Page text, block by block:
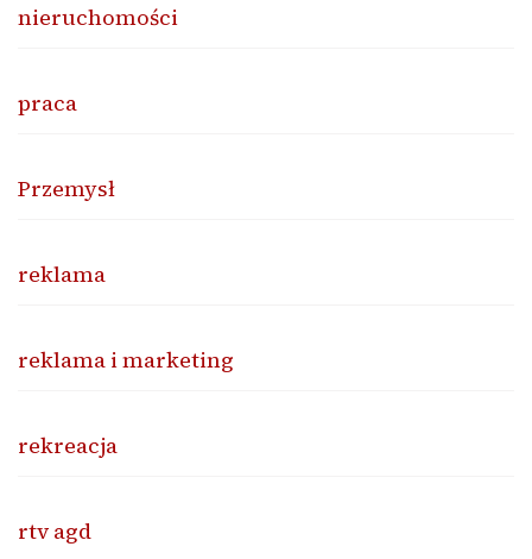
nieruchomości
praca
Przemysł
reklama
reklama i marketing
rekreacja
rtv agd